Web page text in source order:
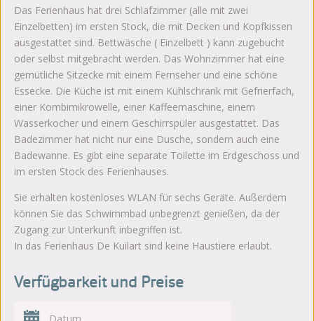
Das Ferienhaus hat drei Schlafzimmer (alle mit zwei
Einzelbetten) im ersten Stock, die mit Decken und Kopfkissen
ausgestattet sind. Bettwäsche ( Einzelbett ) kann zugebucht
oder selbst mitgebracht werden. Das Wohnzimmer hat eine
gemütliche Sitzecke mit einem Fernseher und eine schöne
Essecke. Die Küche ist mit einem Kühlschrank mit Gefrierfach,
einer Kombimikrowelle, einer Kaffeemaschine, einem
Wasserkocher und einem Geschirrspüler ausgestattet. Das
Badezimmer hat nicht nur eine Dusche, sondern auch eine
Badewanne. Es gibt eine separate Toilette im Erdgeschoss und
im ersten Stock des Ferienhauses.
Sie erhalten kostenloses WLAN für sechs Geräte. Außerdem
können Sie das Schwimmbad unbegrenzt genießen, da der
Zugang zur Unterkunft inbegriffen ist.
In das Ferienhaus De Kuilart sind keine Haustiere erlaubt.
Verfügbarkeit und Preise